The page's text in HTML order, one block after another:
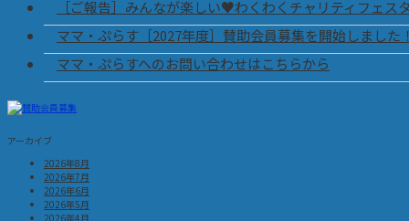
［ご報告］みんなが楽しい♥わくわくチャリティフェス
ママ・ぷらす［2027年度］賛助会員募集を開始しました
ママ・ぷらすへのお問い合わせはこちらから
アーカイブ
2026年8月
2026年7月
2026年6月
2026年5月
2026年4月